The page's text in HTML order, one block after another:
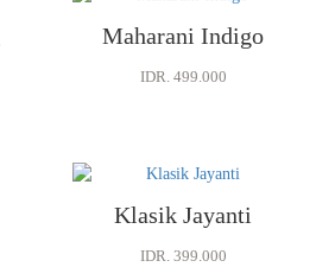
Maharani Indigo
IDR. 499.000
Klasik Jayanti
IDR. 399.000